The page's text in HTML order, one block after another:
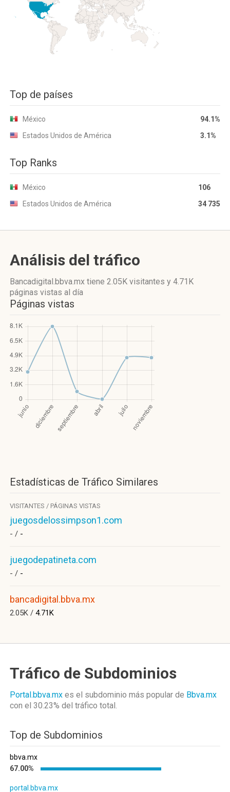
Top de países
México
94.1%
Estados Unidos de América
3.1%
Top Ranks
México
106
Estados Unidos de América
34 735
Análisis del tráfico
Bancadigital.bbva.mx tiene 2.05K visitantes y 4.71K
páginas vistas al día
Páginas vistas
Estadísticas de Tráfico Similares
VISITANTES / PÁGINAS VISTAS
juegosdelossimpson1.com
- / -
juegodepatineta.com
- / -
bancadigital.bbva.mx
2.05K / 4.71K
Tráfico de Subdominios
Portal.bbva.mx es el subdominio más popular de Bbva.mx
con el 30.23% del tráfico total.
Top de Subdominios
bbva.mx
67.00%
portal.bbva.mx